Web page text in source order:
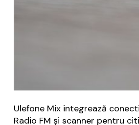
Ulefone Mix integrează
Radio FM şi scanner pentru